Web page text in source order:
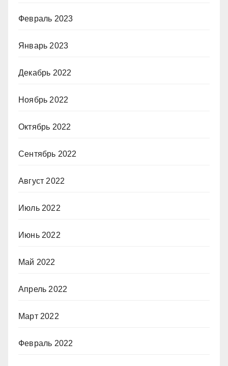
Февраль 2023
Январь 2023
Декабрь 2022
Ноябрь 2022
Октябрь 2022
Сентябрь 2022
Август 2022
Июль 2022
Июнь 2022
Май 2022
Апрель 2022
Март 2022
Февраль 2022